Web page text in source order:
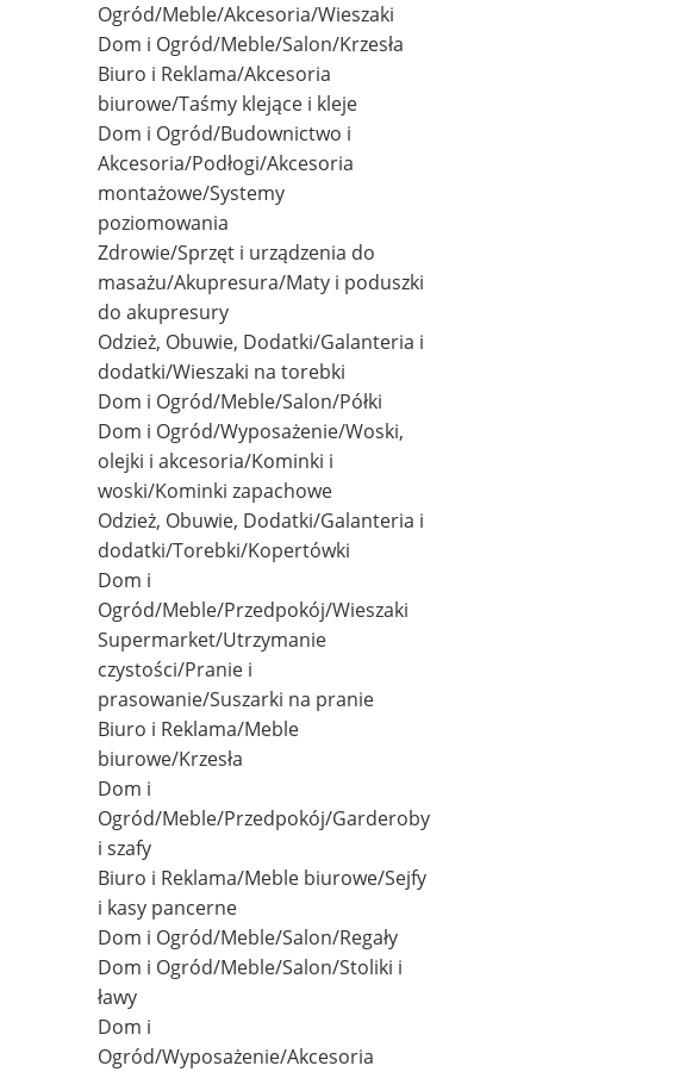
Ogród/Meble/Akcesoria/Wieszaki
Dom i Ogród/Meble/Salon/Krzesła
Biuro i Reklama/Akcesoria
biurowe/Taśmy klejące i kleje
Dom i Ogród/Budownictwo i
Akcesoria/Podłogi/Akcesoria
montażowe/Systemy
poziomowania
Zdrowie/Sprzęt i urządzenia do
masażu/Akupresura/Maty i poduszki
do akupresury
Odzież, Obuwie, Dodatki/Galanteria i
dodatki/Wieszaki na torebki
Dom i Ogród/Meble/Salon/Półki
Dom i Ogród/Wyposażenie/Woski,
olejki i akcesoria/Kominki i
woski/Kominki zapachowe
Odzież, Obuwie, Dodatki/Galanteria i
dodatki/Torebki/Kopertówki
Dom i
Ogród/Meble/Przedpokój/Wieszaki
Supermarket/Utrzymanie
czystości/Pranie i
prasowanie/Suszarki na pranie
Biuro i Reklama/Meble
biurowe/Krzesła
Dom i
Ogród/Meble/Przedpokój/Garderoby
i szafy
Biuro i Reklama/Meble biurowe/Sejfy
i kasy pancerne
Dom i Ogród/Meble/Salon/Regały
Dom i Ogród/Meble/Salon/Stoliki i
ławy
Dom i
Ogród/Wyposażenie/Akcesoria